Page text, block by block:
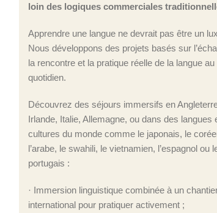
loin des logiques commerciales
Apprendre une langue ne devrait pas être un
Nous développons des projets basés sur
la rencontre et la pratique réelle de la langue au
quotidien.
Découvrez des séjours immersifs en
Irlande, Italie, Allemagne, ou dans des langues
cultures du monde comme le japonais, le
l’arabe, le swahili, le vietnamien, l’espagnol ou
portugais :
· Immersion linguistique combinée à un
international pour pratiquer activement ;